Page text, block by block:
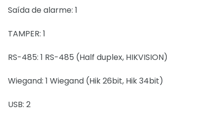
Saída de alarme: 1
TAMPER: 1
RS-485: 1 RS-485 (Half duplex, HIKVISION)
Wiegand: 1 Wiegand (Hik 26bit, Hik 34bit)
USB: 2